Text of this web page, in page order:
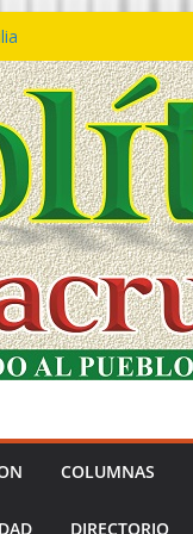
COLUMNAS
DIRECTORIO